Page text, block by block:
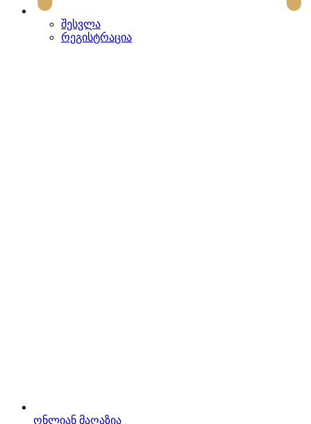
შესვლა
რეგისტრაცია
ონლიან მაღაზია